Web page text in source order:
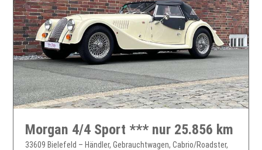
Morgan 4/4 Sport *** nur 25.856 km
33609 Bielefeld – Händler, Gebrauchtwagen, Cabrio/Roadster,